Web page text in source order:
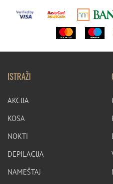
ISTRAŽI
AKCIJA
KOSA
NOKTI
DEPILACIJA
NAMEŠTAJ